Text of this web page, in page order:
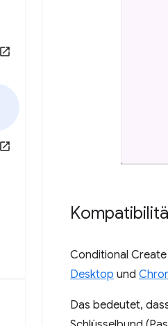
Conditional
Desktop und
Das bedeutet,